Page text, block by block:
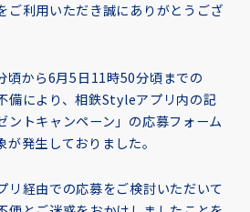
ご利用いただき誠にありがとうござ
から6月5日11時50分頃までの
備により、相鉄Styleアプリ内の記
ントキャンペーン」の応募フォーム
発生しておりました。
リ経由での応募をご検討いただいて